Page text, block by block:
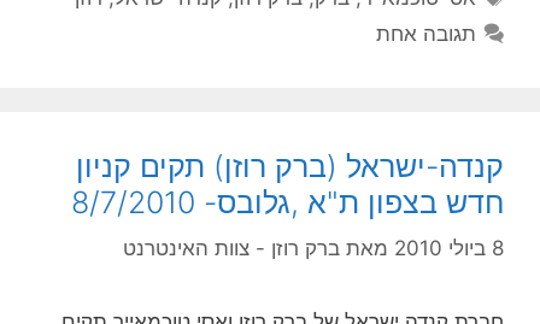
תגובה אחת
קנדה-ישראל (ברק רוזן) תקים קניון
חדש בצפון ת"א ,גלובס- 8/7/2010
8 ביולי 2010 מאת ברק רוזן - צוות האינטרנט